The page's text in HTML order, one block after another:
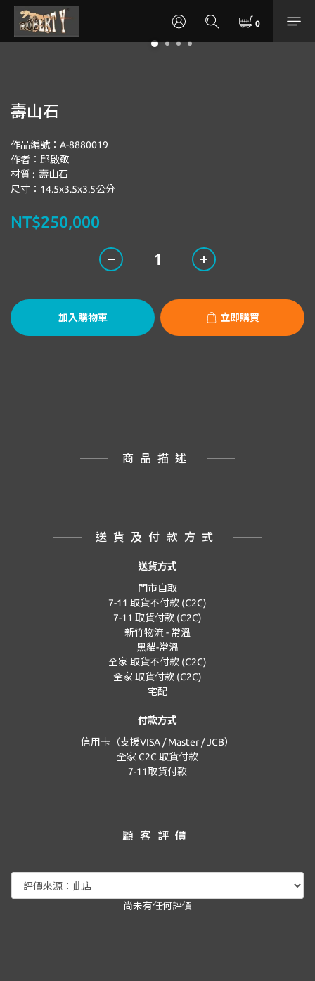
壽山石
作品編號：A-8880019
作者：邱啟敬
材質 :  壽山石
尺寸：14.5x3.5x3.5公分
NT$250,000
加入購物車 立即購買
商品描述
送貨及付款方式
送貨方式
門市自取
7-11 取貨不付款 (C2C)
7-11 取貨付款 (C2C)
新竹物流 - 常溫
黑貓-常溫
全家 取貨不付款 (C2C)
全家 取貨付款 (C2C)
宅配
付款方式
信用卡（支援VISA / Master / JCB）
全家 C2C 取貨付款
7-11取貨付款
顧客評價
尚未有任何評價